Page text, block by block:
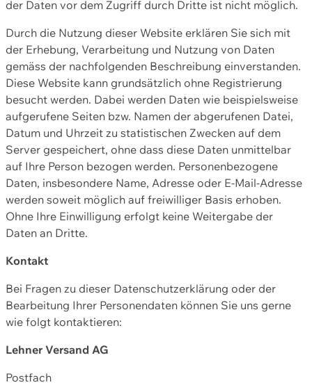
der Daten vor dem Zugriff durch Dritte ist nicht möglich.
Durch die Nutzung dieser Website erklären Sie sich mit
der Erhebung, Verarbeitung und Nutzung von Daten
gemäss der nachfolgenden Beschreibung einverstanden.
Diese Website kann grundsätzlich ohne Registrierung
besucht werden. Dabei werden Daten wie beispielsweise
aufgerufene Seiten bzw. Namen der abgerufenen Datei,
Datum und Uhrzeit zu statistischen Zwecken auf dem
Server gespeichert, ohne dass diese Daten unmittelbar
auf Ihre Person bezogen werden. Personenbezogene
Daten, insbesondere Name, Adresse oder E-Mail-Adresse
werden soweit möglich auf freiwilliger Basis erhoben.
Ohne Ihre Einwilligung erfolgt keine Weitergabe der
Daten an Dritte.
Kontakt
Bei Fragen zu dieser Datenschutzerklärung oder der
Bearbeitung Ihrer Personendaten können Sie uns gerne
wie folgt kontaktieren:
Lehner Versand AG
Postfach